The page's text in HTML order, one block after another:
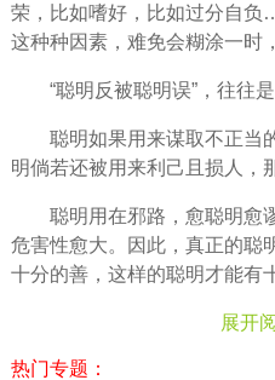
荣，比如嗜好，比如过分自
这种种因素，难免会糊涂一时
“聪明反被聪明误”，往往
聪明如果用来谋取不正当
明倘若还被用来利己且损人，
聪明用在邪路，愈聪明愈
危害性愈大。因此，真正的聪
十分的善，这样的聪明才能有
展开
热门专题：